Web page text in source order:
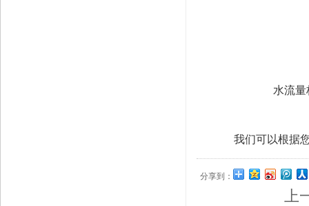
水流
我们可以根据您的
分享到：
上